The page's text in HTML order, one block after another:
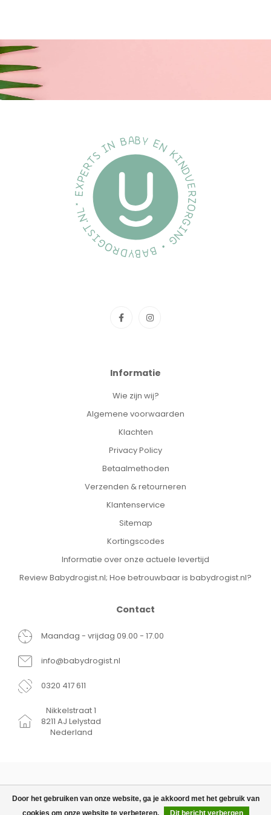
Door het gebruiken van onze website, ga je akkoord met het gebruik van
cookies om onze website te verbeteren.
Dit bericht verbergen
Informatie
Wie zijn wij?
Algemene voorwaarden
Klachten
Privacy Policy
Betaalmethoden
Verzenden & retourneren
Klantenservice
Sitemap
Kortingscodes
Informatie over onze actuele levertijd
Review Babydrogist.nl; Hoe betrouwbaar is babydrogist.nl?
Contact
Maandag - vrijdag 09.00 - 17.00
info@babydrogist.nl
0320 417 611
Nikkelstraat 1
8211 AJ Lelystad
Nederland